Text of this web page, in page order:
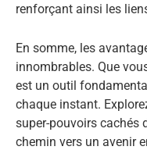
renforçant ainsi les
En somme, les
innombrables. Que
est un outil
chaque instant.
super-pouvoirs cachés
chemin vers un avenir